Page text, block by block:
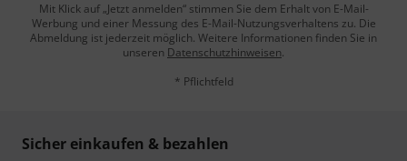
Mit Klick auf „Jetzt anmelden“ stimmen Sie dem Erhalt von E-Mail-
Werbung und einer Messung des E-Mail-Nutzungsverhaltens zu. Die
Abmeldung ist jederzeit möglich. Weitere Informationen finden Sie in
unseren Datenschutzhinweisen.
* Pflichtfeld
Sicher einkaufen & bezahlen